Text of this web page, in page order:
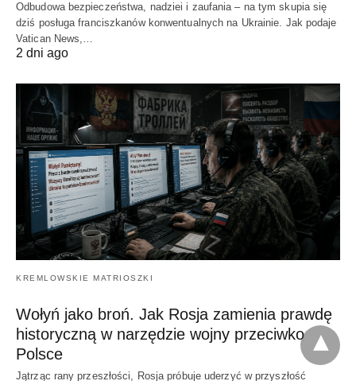
Odbudowa bezpieczeństwa, nadziei i zaufania – na tym skupia się
dziś posługa franciszkanów konwentualnych na Ukrainie. Jak podaje
Vatican News,…
2 dni ago
KREMLOWSKIE MATRIOSZKI
Wołyń jako broń. Jak Rosja zamienia prawdę
historyczną w narzędzie wojny przeciwko
Polsce
Jątrząc rany przeszłości, Rosja próbuje uderzyć w przyszłość